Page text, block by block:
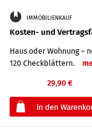
IMMOBILIENKAUF
Kosten- und
Haus oder Wohnung –
120 Check­blättern.
29,90 €